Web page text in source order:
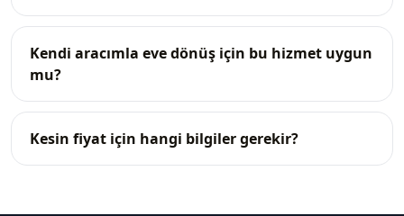
Kendi aracımla eve dönüş için bu hizmet uygun
mu?
Kesin fiyat için hangi bilgiler gerekir?